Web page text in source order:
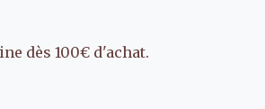
dès 100€ d'achat.